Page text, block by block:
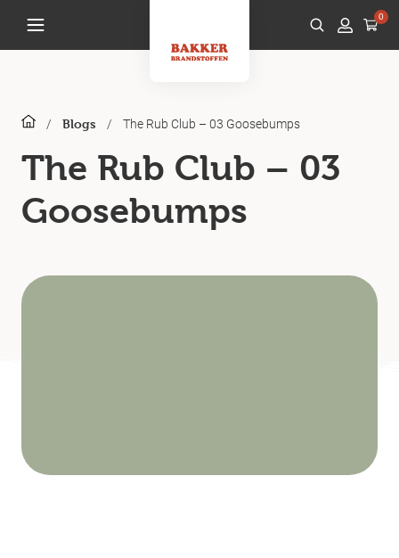
0
/ Blogs / The Rub Club – 03 Goosebumps
The Rub Club – 03
Goosebumps